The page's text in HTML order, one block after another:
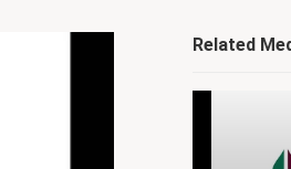
Related